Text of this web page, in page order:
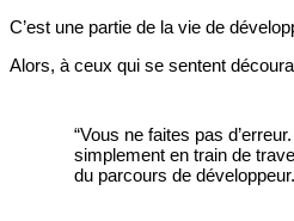
C’est une partie de la vie de
Alors, à ceux qui se sentent
“Vous ne faites pas
simplement en train de
du parcours de